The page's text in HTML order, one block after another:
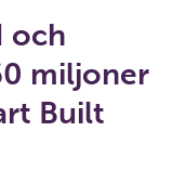
och
miljoner
Built